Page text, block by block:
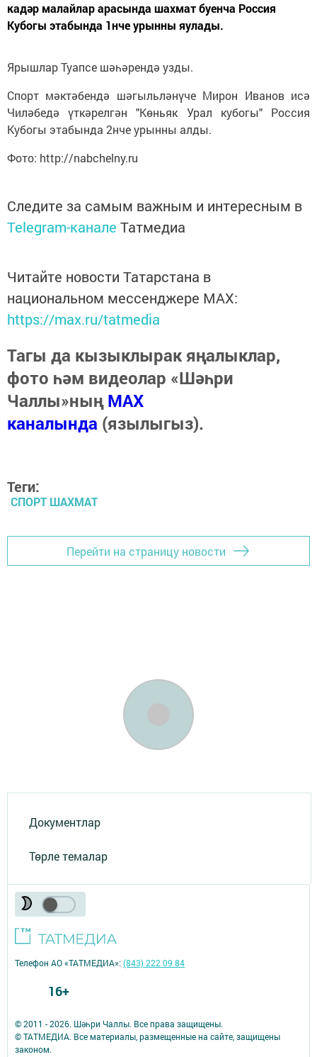
кадәр малайлар арасында шахмат буенча Россия
Кубогы этабында 1нче урынны яулады.
Ярышлар Туапсе шәһәрендә узды.
Спорт мәктәбендә шәгыльләнүче Мирон Иванов исә
Чиләбедә үткәрелгән "Көньяк Урал кубогы" Россия
Кубогы этабында 2нче урынны алды.
Фото: http://nabchelny.ru
Следите за самым важным и интересным в
Telegram-канале Татмедиа
Читайте новости Татарстана в
национальном мессенджере MАХ:
https://max.ru/tatmedia
Тагы да кызыклырак яңалыклар,
фото һәм видеолар «Шәһри
Чаллы»ныңMAX
каналында (язылыгыз).
Теги:
СПОРТ ШАХМАТ
Перейти на страницу новости
Документлар
Төрле темалар
© 2011 - 2026. Шәһри Чаллы. Все права защищены.
© ТАТМЕДИА. Все материалы, размещенные на сайте, защищены
законом.
Телефон АО «ТАТМЕДИА»:(843) 222 09 84
16+